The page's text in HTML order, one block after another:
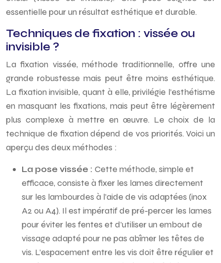
essentielle pour un résultat esthétique et durable.
Techniques de fixation : vissée ou
invisible ?
La fixation vissée, méthode traditionnelle, offre une
grande robustesse mais peut être moins esthétique.
La fixation invisible, quant à elle, privilégie l’esthétisme
en masquant les fixations, mais peut être légèrement
plus complexe à mettre en œuvre. Le choix de la
technique de fixation dépend de vos priorités. Voici un
aperçu des deux méthodes :
La pose vissée : Cette méthode, simple et
efficace, consiste à fixer les lames directement
sur les lambourdes à l’aide de vis adaptées (inox
A2 ou A4). Il est impératif de pré-percer les lames
pour éviter les fentes et d’utiliser un embout de
vissage adapté pour ne pas abîmer les têtes de
vis. L’espacement entre les vis doit être régulier et